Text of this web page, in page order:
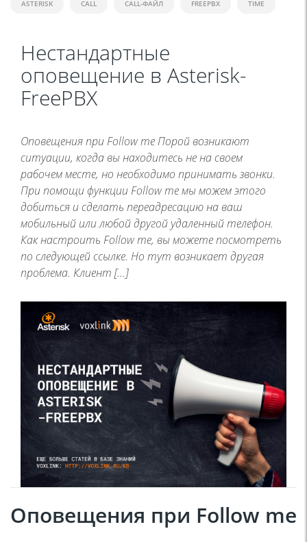
ASTERISK CALL CALL-ФАЙЛ FREEPBX TIME
Нестандартные
оповещение в Asterisk-
FreePBX
Оповещения при Follow me Порой возникают
ситуации, когда вы находитесь не на своем
рабочем месте, но необходимо принимать звонки.
При помощи функции Follow me мы можем этого
добиться и сделать переадресацию на ваш
мобильный или любой другой удаленный телефон.
Как настроить Follow me, вы можете посмотреть
по следующей ссылке. Но тут возникает другая
проблема. Клиент […]
Оповещения при Follow me